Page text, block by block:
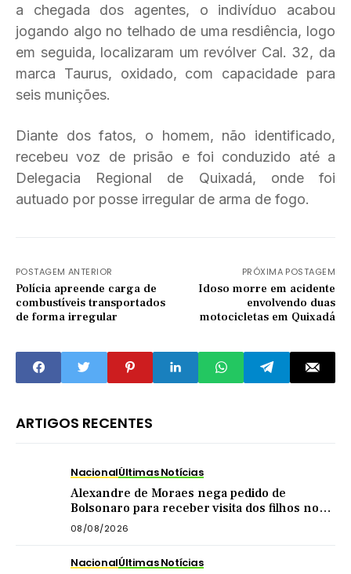
a chegada dos agentes, o indivíduo acabou
jogando algo no telhado de uma resdiência, logo
em seguida, localizaram um revólver Cal. 32, da
marca Taurus, oxidado, com capacidade para
seis munições.
Diante dos fatos, o homem, não identificado,
recebeu voz de prisão e foi conduzido até a
Delegacia Regional de Quixadá, onde foi
autuado por posse irregular de arma de fogo.
POSTAGEM ANTERIOR
Polícia apreende carga de
combustíveis transportados
de forma irregular
PRÓXIMA POSTAGEM
Idoso morre em acidente
envolvendo duas
motocicletas em Quixadá
ARTIGOS RECENTES
NacionalÚltimas Notícias
Alexandre de Moraes nega pedido de
Bolsonaro para receber visita dos filhos no
dia dos pais
08/08/2026
NacionalÚltimas Notícias